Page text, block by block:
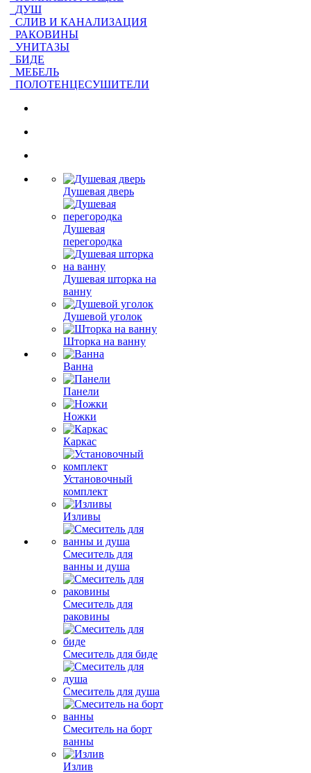
ДУШ
СЛИВ И КАНАЛИЗАЦИЯ
РАКОВИНЫ
УНИТАЗЫ
БИДЕ
МЕБЕЛЬ
ПОЛОТЕНЦЕСУШИТЕЛИ
Душевая дверь
Душевая
перегородка
Душевая шторка на
ванну
Душевой уголок
Шторка на ванну
Ванна
Панели
Ножки
Каркас
Установочный
комплект
Изливы
Смеситель для
ванны и душа
Смеситель для
раковины
Смеситель для биде
Смеситель для душа
Смеситель на борт
ванны
Излив